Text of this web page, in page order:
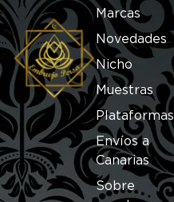
Marcas
Novedades
Nicho
Muestras
Plataformas
Envíos a
Canarias
Sobre